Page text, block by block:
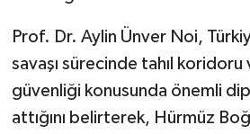
Prof. Dr. Aylin Ünver Noi,
savaşı sürecinde tahıl koridoru
güvenliği konusunda önemli
attığını belirterek, Hürmüz